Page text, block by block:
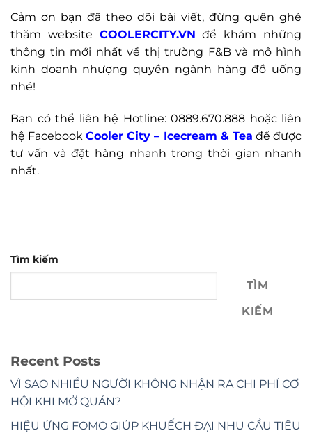
Cảm ơn bạn đã theo dõi bài viết, đừng quên ghé
thăm website COOLERCITY.VN để khám những
thông tin mới nhất về thị trường F&B và mô hình
kinh doanh nhượng quyền ngành hàng đồ uống
nhé!
Bạn có thể liên hệ Hotline: 0889.670.888 hoặc liên
hệ Facebook Cooler City – Icecream & Tea để được
tư vấn và đặt hàng nhanh trong thời gian nhanh
nhất.
Tìm kiếm
TÌM
KIẾM
Recent Posts
VÌ SAO NHIỀU NGƯỜI KHÔNG NHẬN RA CHI PHÍ CƠ
HỘI KHI MỞ QUÁN?
HIỆU ỨNG FOMO GIÚP KHUẾCH ĐẠI NHU CẦU TIÊU